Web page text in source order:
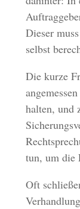
Dieser
selbst
Die kurze
halten, und
tun, um die
Oft